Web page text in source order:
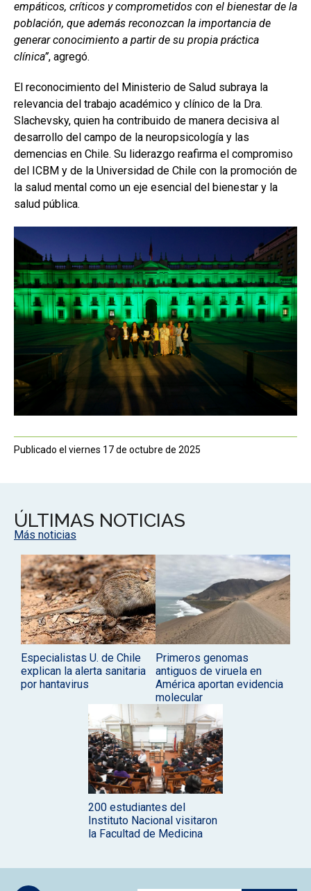
empáticos, críticos y comprometidos con el bienestar de la
población, que además reconozcan la importancia de
generar conocimiento a partir de su propia práctica
clínica”, agregó.
El reconocimiento del Ministerio de Salud subraya la
relevancia del trabajo académico y clínico de la Dra.
Slachevsky, quien ha contribuido de manera decisiva al
desarrollo del campo de la neuropsicología y las
demencias en Chile. Su liderazgo reafirma el compromiso
del ICBM y de la Universidad de Chile con la promoción de
la salud mental como un eje esencial del bienestar y la
salud pública.
Publicado el viernes 17 de octubre de 2025
ÚLTIMAS NOTICIAS
Más noticias
Especialistas U. de Chile
explican la alerta sanitaria
por hantavirus
Primeros genomas
antiguos de viruela en
América aportan evidencia
molecular
200 estudiantes del
Instituto Nacional visitaron
la Facultad de Medicina